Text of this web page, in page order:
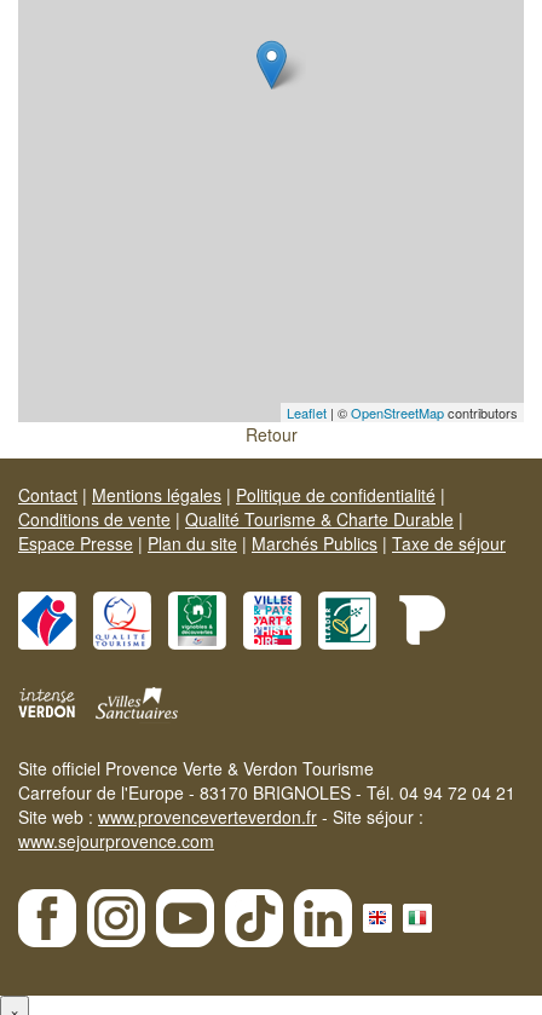
Leaflet | ©OpenStreetMapcontributors
Retour
Contact | Mentions légales | Politique de confidentialité |
Conditions de vente | Qualité Tourisme & Charte Durable |
Espace Presse | Plan du site | Marchés Publics | Taxe de séjour
Site officiel Provence Verte & Verdon Tourisme
Carrefour de l'Europe - 83170 BRIGNOLES - Tél. 04 94 72 04 21
Site web : www.provenceverteverdon.fr - Site séjour :
www.sejourprovence.com